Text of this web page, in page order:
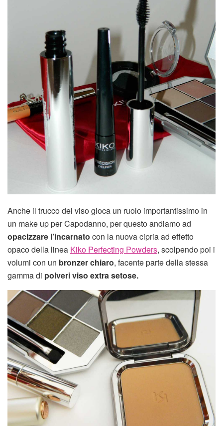
Anche il trucco del viso gioca un ruolo importantissimo in
un make up per Capodanno, per questo andiamo ad
opacizzare l’incarnato con la nuova cipria ad effetto
opaco della linea Kiko Perfecting Powders, scolpendo poi i
volumi con un bronzer chiaro, facente parte della stessa
gamma di polveri viso extra setose.